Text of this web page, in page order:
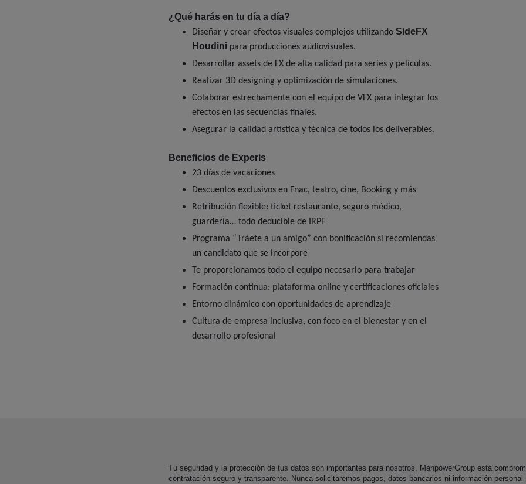
¿Qué harás en tu día a día?
Diseñar y crear efectos visuales complejos utilizando SideFX
Houdinipara producciones audiovisuales.
Desarrollar assets de FX de alta calidad para series y películas.
Realizar 3D designing y optimización de simulaciones.
Colaborar estrechamente con el equipo de VFX para integrar los
efectos en las secuencias finales.
Asegurar la calidad artística y técnica de todos los deliverables.
Beneficios de Experis
23 días de vacaciones
Descuentos exclusivos en Fnac, teatro, cine, Booking y más
Retribución flexible: ticket restaurante, seguro médico,
guardería… todo deducible de IRPF
Programa “Tráete a un amigo” con bonificación si recomiendas
un candidato que se incorpore
Te proporcionamos todo el equipo necesario para trabajar
Formación continua: plataforma online y certificaciones oficiales
Entorno dinámico con oportunidades de aprendizaje
Cultura de empresa inclusiva, con foco en el bienestar y en el
desarrollo profesional
Tu seguridad y la protección de tus datos son importantes para nosotros. ManpowerGroup está
contratación seguro y transparente. Nunca solicitaremos pagos, datos bancarios ni información